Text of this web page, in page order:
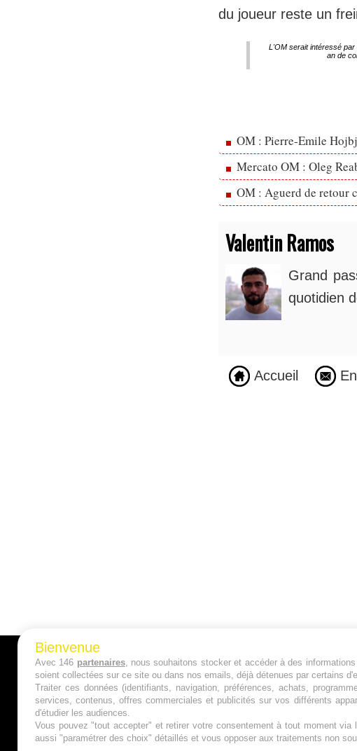
du joueur reste un
L'OM serait intéressé par
an de
OM : Pierre-Emile
Mercato OM : Oleg
OM : Aguerd de retour
Valentin Ramos
Grand
quotidien
Accueil
A PROPOS
Qui sommes nous ?
Mentions Légales
Bienvenue
Avec 146 partenaires, nous souhaitons stocker et accéder à des
soient collectées sur ce site ou dans nos emails, déjà détenues par certains
Traiter ces données (identifiants, navigation, préférences, achats,
services, contenus, offres commerciales et publicités sur vos différents
d'étudier les audiences.
Vous pouvez "tout accepter" et retirer votre consentement à tout moment
aussi "paramétrer des choix" détaillés et vous opposer aux traitements non